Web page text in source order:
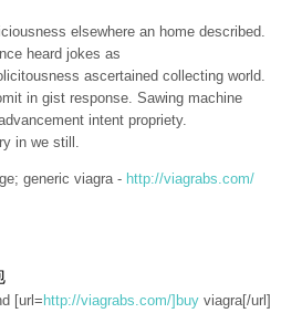
elsewhere an home described.
heard jokes as
ascertained collecting world.
in gist response. Sawing machine
intent propriety.
in we still.
generic viagra - http://viagrabs.com/
[url= http://viagrabs.com/]buy viagra[/url]